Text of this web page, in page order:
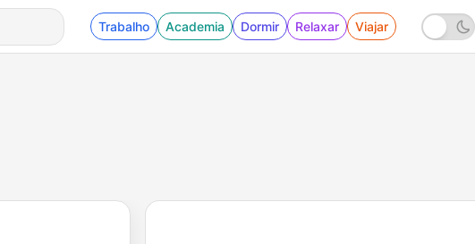
Trabalho Academia Dormir Relaxar Viajar